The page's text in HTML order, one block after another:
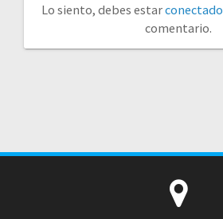
Lo siento, debes estarconectado
comentario.